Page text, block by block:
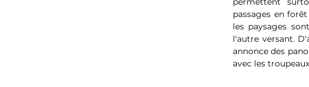
passages en
les paysages
l'autre versant.
annonce des
avec les